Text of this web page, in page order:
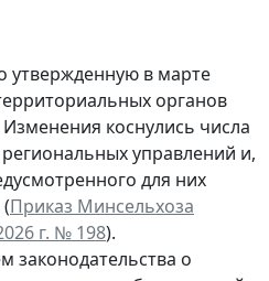
утвержденную в марте
органов
коснулись числа
управлений и,
для них
Приказ Минсельхоза
г. № 198).
законодательства о